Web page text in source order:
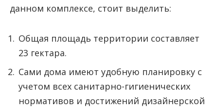
данном комплексе, стоит выделить:
Общая площадь территории составляет
23 гектара.
Сами дома имеют удобную планировку с
учетом всех санитарно-гигиенических
нормативов и достижений дизайнерской